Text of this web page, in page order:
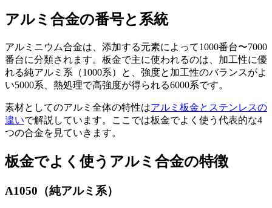
アルミ合金の番号と系統
アルミニウム合金は、添加する元素によって1000番台〜7000
番台に分類されます。板金で主に使われるのは、加工性に優
れる純アルミ系（1000系）と、強度と加工性のバランスがよ
い5000系、熱処理で高強度が得られる6000系です。
素材としてのアルミ全体の特性はアルミ板金とステンレスの
違いで解説しています。ここでは板金でよく使う代表的な4
つの合金を見ていきます。
板金でよく使うアルミ合金の特徴
A1050（純アルミ系）